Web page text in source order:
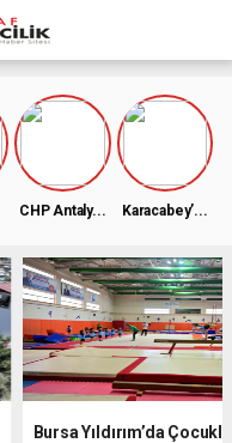
CHP Antaly... Karacabey’...
Bursa Yıldırım’da